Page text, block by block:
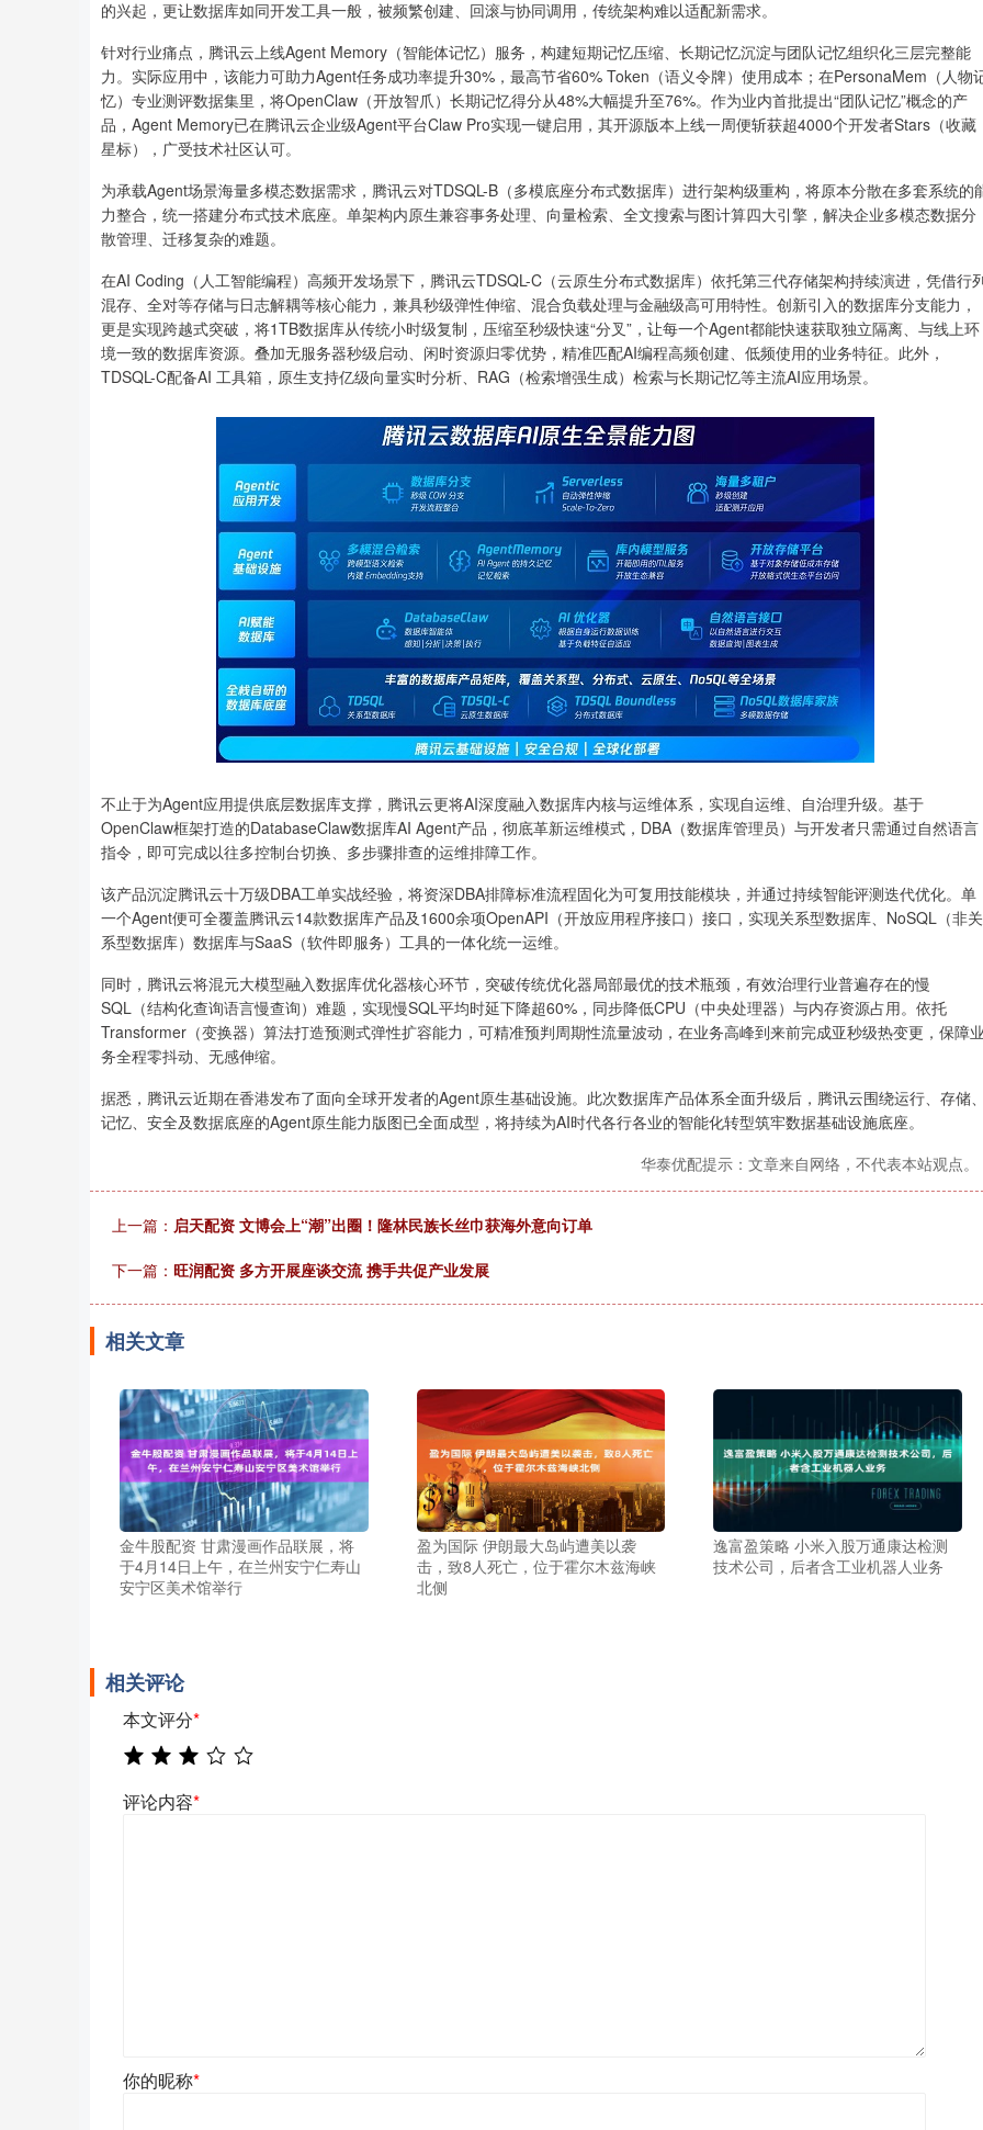
的兴起，更让数据库如同开发工具一般，被频繁创建、回滚与协同调用，传统架构难以适配新需求。
针对行业痛点，腾讯云上线Agent Memory（智能体记忆）服务，构建短期记忆压缩、长期记忆沉淀与团队记忆组织化三层完整能
力。实际应用中，该能力可助力Agent任务成功率提升30%，最高节省60% Token（语义令牌）使用成本；在PersonaMem（人物
忆）专业测评数据集里，将OpenClaw（开放智爪）长期记忆得分从48%大幅提升至76%。作为业内首批提出“团队记忆”概念的产
品，Agent Memory已在腾讯云企业级Agent平台Claw Pro实现一键启用，其开源版本上线一周便斩获超4000个开发者Stars（收藏
星标），广受技术社区认可。
为承载Agent场景海量多模态数据需求，腾讯云对TDSQL-B（多模底座分布式数据库）进行架构级重构，将原本分散在多套系统的
力整合，统一搭建分布式技术底座。单架构内原生兼容事务处理、向量检索、全文搜索与图计算四大引擎，解决企业多模态数据分
散管理、迁移复杂的难题。
在AI Coding（人工智能编程）高频开发场景下，腾讯云TDSQL-C（云原生分布式数据库）依托第三代存储架构持续演进，凭借行
混存、全对等存储与日志解耦等核心能力，兼具秒级弹性伸缩、混合负载处理与金融级高可用特性。创新引入的数据库分支能力，
更是实现跨越式突破，将1TB数据库从传统小时级复制，压缩至秒级快速“分叉”，让每一个Agent都能快速获取独立隔离、与线上环
境一致的数据库资源。叠加无服务器秒级启动、闲时资源归零优势，精准匹配AI编程高频创建、低频使用的业务特征。此外，
TDSQL-C配备AI 工具箱，原生支持亿级向量实时分析、RAG（检索增强生成）检索与长期记忆等主流AI应用场景。
不止于为Agent应用提供底层数据库支撑，腾讯云更将AI深度融入数据库内核与运维体系，实现自运维、自治理升级。基于
OpenClaw框架打造的DatabaseClaw数据库AI Agent产品，彻底革新运维模式，DBA（数据库管理员）与开发者只需通过自然语言
指令，即可完成以往多控制台切换、多步骤排查的运维排障工作。
该产品沉淀腾讯云十万级DBA工单实战经验，将资深DBA排障标准流程固化为可复用技能模块，并通过持续智能评测迭代优化。单
一个Agent便可全覆盖腾讯云14款数据库产品及1600余项OpenAPI（开放应用程序接口）接口，实现关系型数据库、NoSQL（非关
系型数据库）数据库与SaaS（软件即服务）工具的一体化统一运维。
同时，腾讯云将混元大模型融入数据库优化器核心环节，突破传统优化器局部最优的技术瓶颈，有效治理行业普遍存在的慢
SQL（结构化查询语言慢查询）难题，实现慢SQL平均时延下降超60%，同步降低CPU（中央处理器）与内存资源占用。依托
Transformer（变换器）算法打造预测式弹性扩容能力，可精准预判周期性流量波动，在业务高峰到来前完成亚秒级热变更，保障
务全程零抖动、无感伸缩。
据悉，腾讯云近期在香港发布了面向全球开发者的Agent原生基础设施。此次数据库产品体系全面升级后，腾讯云围绕运行、存储
记忆、安全及数据底座的Agent原生能力版图已全面成型，将持续为AI时代各行各业的智能化转型筑牢数据基础设施底座。
华泰优配提示：文章来自网络，不代表本站观点。
上一篇： 启天配资 文博会上“潮”出圈！隆林民族长丝巾获海外意向订单
下一篇： 旺润配资 多方开展座谈交流 携手共促产业发展
相关文章
金牛股配资 甘肃漫画作品联展，将
于4月14日上午，在兰州安宁仁寿山
安宁区美术馆举行
盈为国际 伊朗最大岛屿遭美以袭
击，致8人死亡，位于霍尔木兹海峡
北侧
逸富盈策略 小米入股万通康达检测
技术公司，后者含工业机器人业务
相关评论
本文评分*
评论内容*
你的昵称*